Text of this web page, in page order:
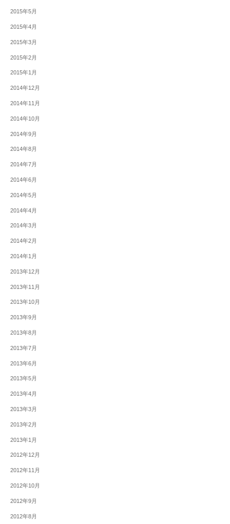
2015年5月
2015年4月
2015年3月
2015年2月
2015年1月
2014年12月
2014年11月
2014年10月
2014年9月
2014年8月
2014年7月
2014年6月
2014年5月
2014年4月
2014年3月
2014年2月
2014年1月
2013年12月
2013年11月
2013年10月
2013年9月
2013年8月
2013年7月
2013年6月
2013年5月
2013年4月
2013年3月
2013年2月
2013年1月
2012年12月
2012年11月
2012年10月
2012年9月
2012年8月